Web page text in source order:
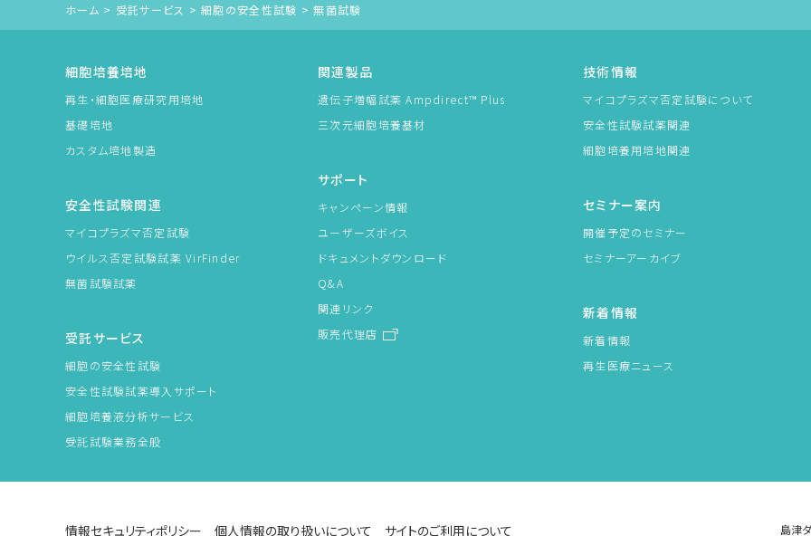
ホーム > 受託サービス >細胞の安全性試験 >無菌試験
細胞培養培地
再生・細胞医療研究用培地
基礎培地
カスタム培地製造
安全性試験関連
マイコプラズマ否定試験
ウイルス否定試験試薬 VirFinder
無菌試験試薬
受託サービス
細胞の安全性試験
安全性試験試薬導入サポート
細胞培養液分析サービス
受託試験業務全般
関連製品
遺伝子増幅試薬 Ampdirect™ Plus
三次元細胞培養基材
サポート
キャンペーン情報
ユーザーズボイス
ドキュメントダウンロード
Q&A
関連リンク
販売代理店
技術情報
マイコプラズマ否定試験について
安全性試験試薬関連
細胞培養用培地関連
セミナー案内
開催予定のセミナー
セミナーアーカイブ
新着情報
新着情報
再生医療ニュース
情報セキュリティポリシー 個人情報の取り扱いについて サイトのご利用について 島津